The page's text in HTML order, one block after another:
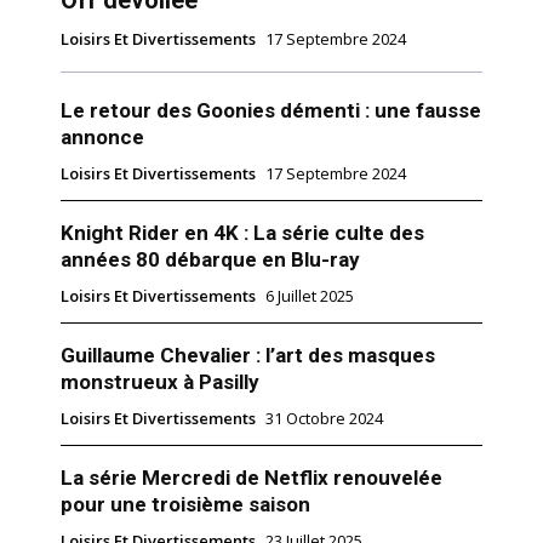
Loisirs Et Divertissements 17 Septembre 2024
Le retour des Goonies démenti : une fausse
annonce
Loisirs Et Divertissements 17 Septembre 2024
Knight Rider en 4K : La série culte des
années 80 débarque en Blu-ray
Loisirs Et Divertissements 6 Juillet 2025
Guillaume Chevalier : l’art des masques
monstrueux à Pasilly
Loisirs Et Divertissements 31 Octobre 2024
La série Mercredi de Netflix renouvelée
pour une troisième saison